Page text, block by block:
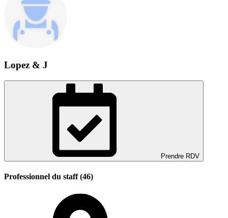
Lopez & J
Prendre RDV
Professionnel du staff (46)